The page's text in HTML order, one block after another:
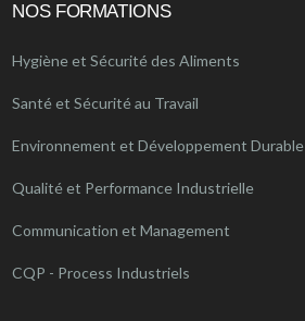
NOS FORMATIONS
Hygiène et Sécurité des Aliments
Santé et Sécurité au Travail
Environnement et Développement Durable
Qualité et Performance Industrielle
Communication et Management
CQP - Process Industriels